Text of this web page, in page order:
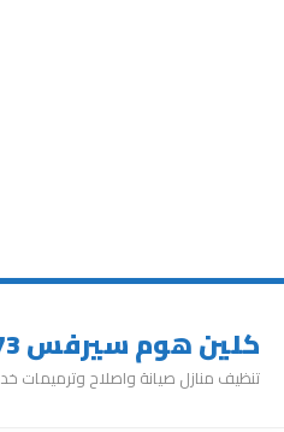
كلين هوم سيرفس 0543626173
تنظيف منازل صيانة واصلاح وترميمات خدمة 24 ساعة عمالة مميزة